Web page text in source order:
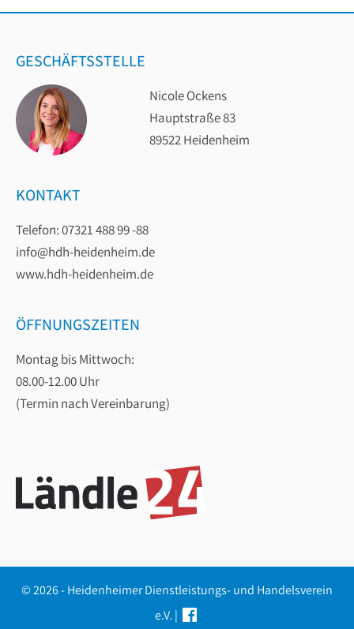
GESCHÄFTSSTELLE
Nicole Ockens
Hauptstraße 83
89522 Heidenheim
KONTAKT
Telefon: 07321 488 99 -88
info@hdh-heidenheim.de
www.hdh-heidenheim.de
ÖFFNUNGSZEITEN
Montag bis Mittwoch:
08.00-12.00 Uhr
(Termin nach Vereinbarung)
© 2026 - Heidenheimer Dienstleistungs- und Handelsverein
e.V. |